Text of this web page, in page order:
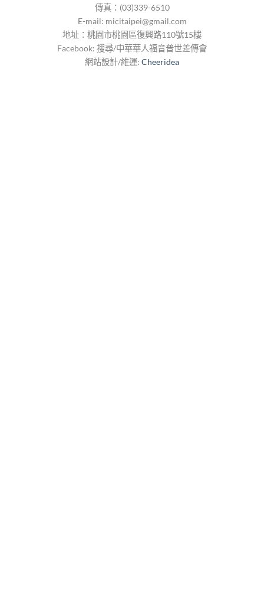
傳真：(03)339-6510
E-mail: micitaipei@gmail.com
地址：桃園市桃園區復興路110號15樓
Facebook: 搜尋/中華華人福音普世差傳會
網站設計/維運: Cheeridea